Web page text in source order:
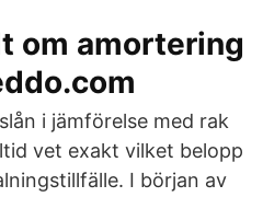
om amortering
i jämförelse med rak
vet exakt vilket belopp
I början av